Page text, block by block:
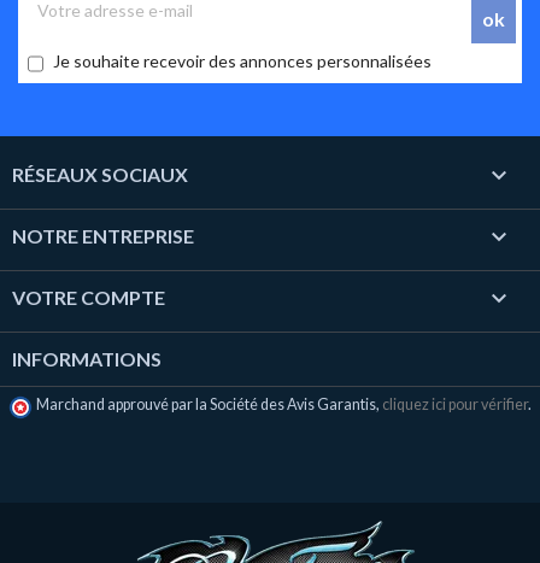
Je souhaite recevoir des annonces personnalisées
RÉSEAUX SOCIAUX 
NOTRE ENTREPRISE 
VOTRE COMPTE 
INFORMATIONS
Marchand approuvé par la Société des Avis Garantis, cliquez ici pour vérifier.